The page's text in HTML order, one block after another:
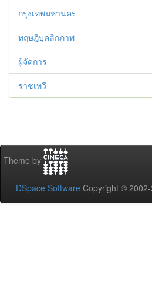
กรุงเทพมหานคร
ทฤษฎีบุคลิกภาพ
ผู้จัดการ
ราชเทวี
Theme by
DSpace Software Copyright ©